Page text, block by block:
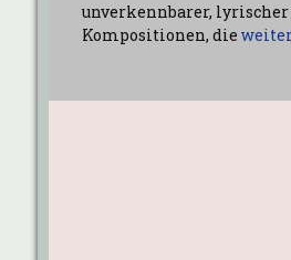
unverkennbarer, lyrischer
Kompositionen, die